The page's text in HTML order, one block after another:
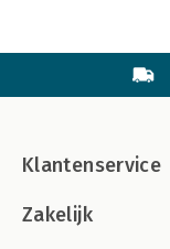
Klantenservice
Zakelijk